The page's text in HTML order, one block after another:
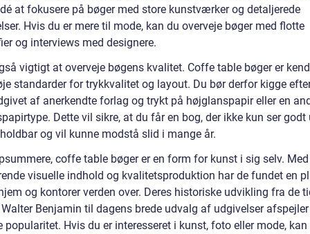
at fokusere på bøger med store kunstværker og detaljerede
Hvis du er mere til mode, kan du overveje bøger med flotte
og interviews med designere.
vigtigt at overveje bøgens kvalitet. Coffe table bøger er
standarder for trykkvalitet og layout. Du bør derfor kigge
af anerkendte forlag og trykt på højglanspapir eller en
Dette vil sikre, at du får en bog, der ikke kun ser godt
og vil kunne modstå slid i mange år.
coffe table bøger er en form for kunst i sig selv.
visuelle indhold og kvalitetsproduktion har de fundet en
og kontorer verden over. Deres historiske udvikling fra de
Benjamin til dagens brede udvalg af udgivelser afspejler
popularitet. Hvis du er interesseret i kunst, foto eller mode, kan